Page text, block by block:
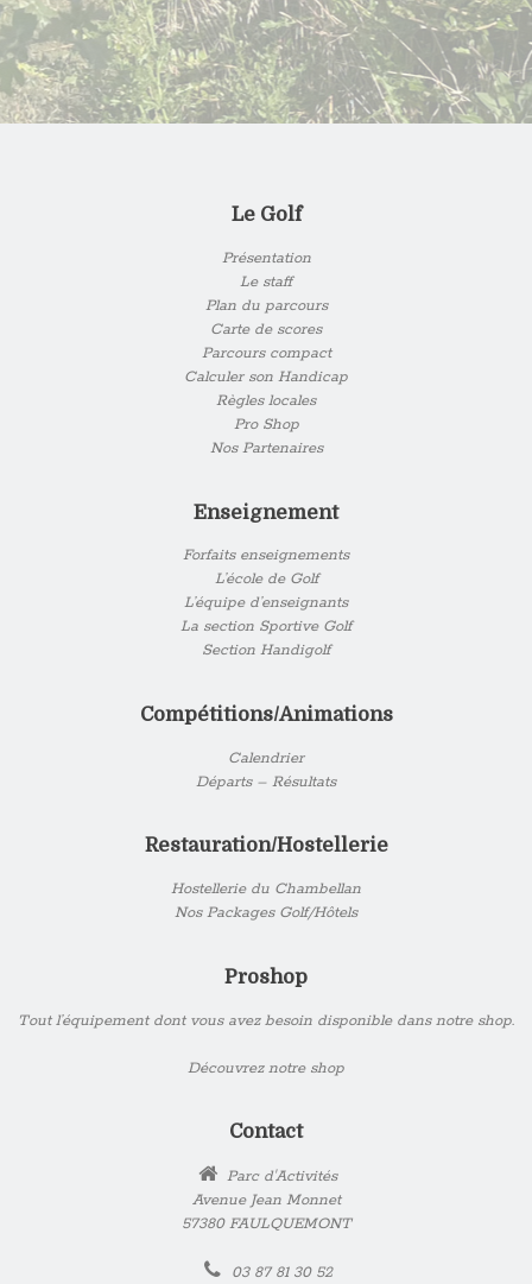
Le Golf
Présentation
Le staff
Plan du parcours
Carte de scores
Parcours compact
Calculer son Handicap
Règles locales
Pro Shop
Nos Partenaires
Enseignement
Forfaits enseignements
L’école de Golf
L’équipe d’enseignants
La section Sportive Golf
Section Handigolf
Compétitions/Animations
Calendrier
Départs – Résultats
Restauration/Hostellerie
Hostellerie du Chambellan
Nos Packages Golf/Hôtels
Proshop
Tout l’équipement dont vous avez besoin disponible dans notre shop.
Découvrez notre shop
Contact
Parc d'Activités
Avenue Jean Monnet
57380 FAULQUEMONT
03 87 81 30 52